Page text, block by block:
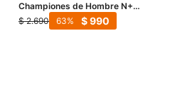
Championes de Hombre N+
EZE acordonado con detalle
atrás - Negro
$ 2.690 $990
63